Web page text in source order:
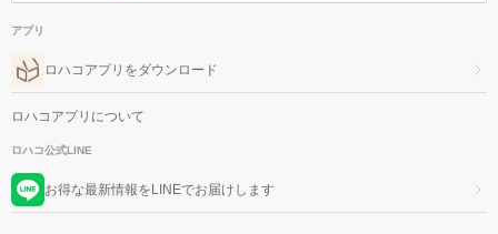
アプリ
ロハコアプリをダウンロード
ロハコアプリについて
ロハコ公式LINE
お得な最新情報をLINEでお届けします